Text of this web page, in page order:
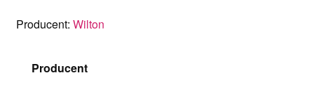
Producent: Wilton
Producent